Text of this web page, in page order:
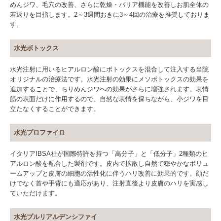
めんジワ、毛穴の改善、さらに乾燥・バリア機能を改善しお肌全体の
若返りを目指します。2～3週間おきに3～4回の治療を推奨しておりま
す。
水光ボトックス
水光注射に用いるヒアルロン酸にボトックスを混合して注入する当院
オリジナルの治療法です。水光注射の効果にメソボトックスの効果を
追加することで、ちりめんジワへの効果がさらに増強されます。表情
筋の表面だけに作用するので、自然な表情を保ちながら、小ジワを目
立たなくすることができます。
水光プロファイロ
イタリアIBSA社が国際特許を持つ「高分子」と「低分子」2種類のヒ
アルロン酸を配合した製剤です。皮内で拡散し自然で穏やかなボリュ
ームアップと皮膚の細胞の活性化に伴うハリ改善に効果的です。顔だ
けでなく首や手背にも適応があり、注射直後より皮膚のハリを実感し
ていただけます。
⽔光プルリアルデンシファイ